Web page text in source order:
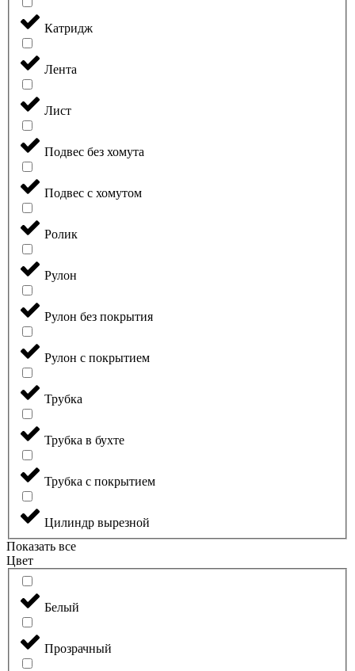
Катридж
Лента
Лист
Подвес без хомута
Подвес с хомутом
Ролик
Рулон
Рулон без покрытия
Рулон с покрытием
Трубка
Трубка в бухте
Трубка с покрытием
Цилиндр вырезной
Показать все
Цвет
Белый
Прозрачный